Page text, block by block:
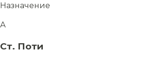
Назначение
А
Ст. Поти